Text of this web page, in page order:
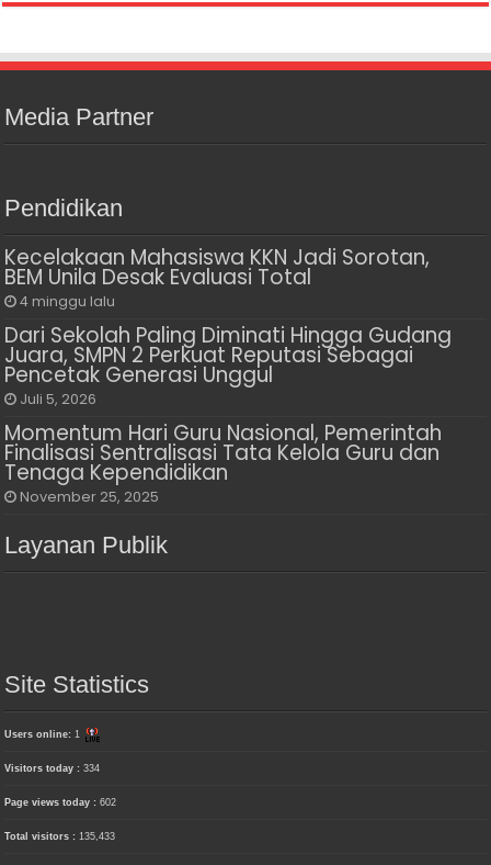
Media Partner
Pendidikan
Kecelakaan Mahasiswa KKN Jadi Sorotan,
BEM Unila Desak Evaluasi Total
4 minggu lalu
Dari Sekolah Paling Diminati Hingga Gudang
Juara, SMPN 2 Perkuat Reputasi Sebagai
Pencetak Generasi Unggul
Juli 5, 2026
Momentum Hari Guru Nasional, Pemerintah
Finalisasi Sentralisasi Tata Kelola Guru dan
Tenaga Kependidikan
November 25, 2025
Layanan Publik
Site Statistics
Users online: 1
Visitors today :334
Page views today :602
Total visitors : 135,433